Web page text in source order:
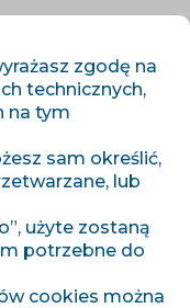
si měli dát pozor
zgodę na
technicznych,
na tym
sam określić,
lub
użyte zostaną
potrzebne do
cookies można